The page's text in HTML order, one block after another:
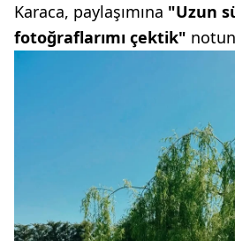
Karaca, paylaşımına "Uzun
fotoğraflarımı çektik"